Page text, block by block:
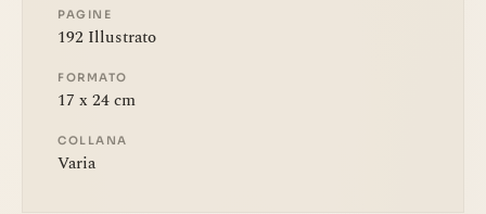
PAGINE
192 Illustrato
FORMATO
17 x 24 cm
COLLANA
Varia